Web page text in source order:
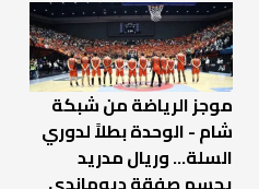
موجز الرياضة من شبكة
شام - الوحدة بطلاً لدوري
السلة... وريال مدريد